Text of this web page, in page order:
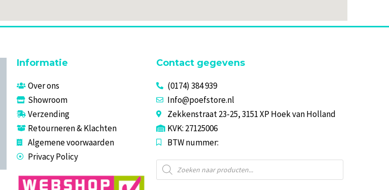
Informatie
Over ons
Showroom
Verzending
Retourneren & Klachten
Algemene voorwaarden
Privacy Policy
Contact gegevens
(0174) 384 939
Info@poefstore.nl
Zekkenstraat 23-25, 3151 XP Hoek van Holland
KVK: 27125006
BTW nummer:
Producten
zoeken